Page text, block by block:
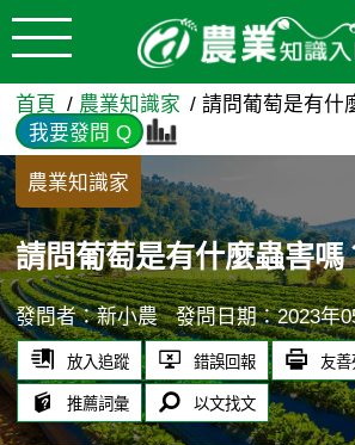
跳到主要內容
請問葡萄是有什麼
首頁 農業知識家
請問葡萄是有什
我要發問 Q
農業知識家
請問葡萄是有什麼蟲害嗎
發問者：新小農 發問日期：2023年
放入追蹤 錯誤回報 友
推薦詞彙 以文找文